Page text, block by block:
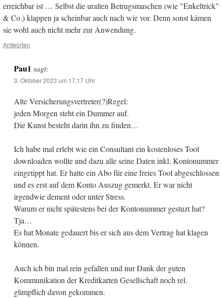
erreichbar ist … Selbst die uralten Betrugsmaschen (wie "Enkeltrick"
& Co.) klappen ja scheinbar auch nach wie vor. Denn sonst kämen
sie wohl auch nicht mehr zur Anwendung.
Antworten
Pau1 sagt:
3. Oktober 2023 um 17:17 Uhr
Alte Versicherungsvertreter(?)Regel:
jeden Morgen steht ein Dummer auf.
Die Kunst besteht darin ihn zu finden…
Ich habe mal erlebt wie ein Consultant ein kostenloses Tool
downloaden wollte und dazu alle seine Daten inkl. Kontonummer
eingetippt hat. Er hatte ein Abo für eine freies Tool abgeschlossen
und es erst auf dem Konto Auszug gemerkt. Er war nicht
irgendwie dement oder unter Stress.
Warum er nicht spätestens bei der Kontonummer gestuzt hat?
Tja…
Es hat Monate gedauert bis er sich aus dem Vertrag hat klagen
können.
Auch ich bin mal rein gefallen und nur Dank der guten
Kommunikation der Kreditkarten Gesellschaft noch rel.
glimpflich davon gekommen.